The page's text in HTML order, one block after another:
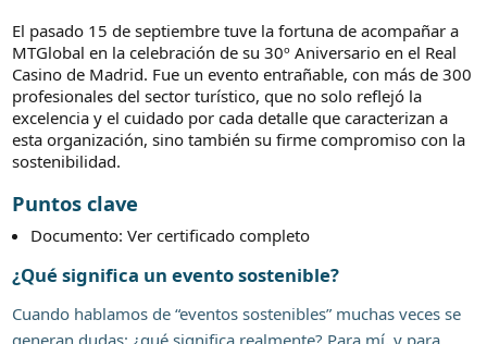
El pasado 15 de septiembre tuve la fortuna de acompañar a
MTGlobal en la celebración de su 30º Aniversario en el Real
Casino de Madrid. Fue un evento entrañable, con más de 300
profesionales del sector turístico, que no solo reflejó la
excelencia y el cuidado por cada detalle que caracterizan a
esta organización, sino también su firme compromiso con la
sostenibilidad.
Puntos clave
Documento: Ver certificado completo
¿Qué significa un evento sostenible?
Cuando hablamos de “eventos sostenibles” muchas veces se
generan dudas: ¿qué significa realmente? Para mí, y para